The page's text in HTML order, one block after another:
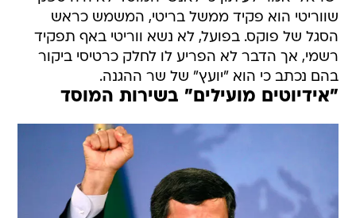
שווריטי הוא פקיד ממשל בריטי, המשמש כראש
הסגל של פוקס. בפועל, לא נשא ווריטי באף תפקיד
רשמי, אך הדבר לא הפריע לו לחלק כרטיסי ביקור
בהם נכתב כי הוא "יועץ" של שר ההגנה.
"אידיוטים מועילים" בשירות המוסד